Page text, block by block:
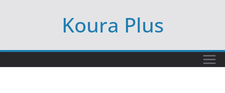
Koura Plus